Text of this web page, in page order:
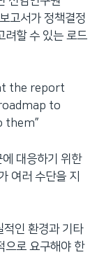
고서가 정책결정
려할 수 있는 로드
the report
to
them”
대응하기 위한
여러 수단을 지
인 환경과 기타
으로 요구해야 한